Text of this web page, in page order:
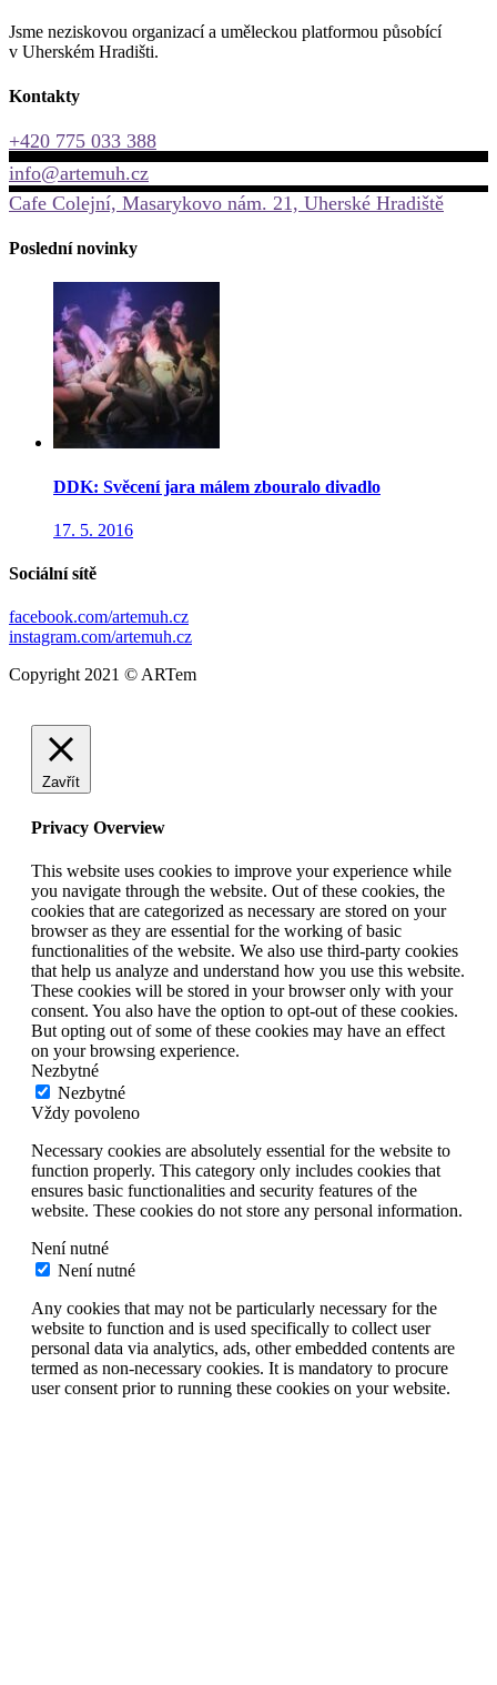
Jsme neziskovou organizací a uměleckou platformou působící
v Uherském Hradišti.
Kontakty
+420 775 033 388
info@artemuh.cz
Cafe Colejní, Masarykovo nám. 21, Uherské Hradiště
Poslední novinky
DDK: Svěcení jara málem zbouralo divadlo
17. 5. 2016
Sociální sítě
facebook.com/artemuh.cz
instagram.com/artemuh.cz
Copyright 2021 © ARTem
Zavřít
Privacy Overview
This website uses cookies to improve your experience while
you navigate through the website. Out of these cookies, the
cookies that are categorized as necessary are stored on your
browser as they are essential for the working of basic
functionalities of the website. We also use third-party cookies
that help us analyze and understand how you use this website.
These cookies will be stored in your browser only with your
consent. You also have the option to opt-out of these cookies.
But opting out of some of these cookies may have an effect
on your browsing experience.
Nezbytné
Nezbytné
Vždy povoleno
Necessary cookies are absolutely essential for the website to
function properly. This category only includes cookies that
ensures basic functionalities and security features of the
website. These cookies do not store any personal information.
Není nutné
Není nutné
Any cookies that may not be particularly necessary for the
website to function and is used specifically to collect user
personal data via analytics, ads, other embedded contents are
termed as non-necessary cookies. It is mandatory to procure
user consent prior to running these cookies on your website.